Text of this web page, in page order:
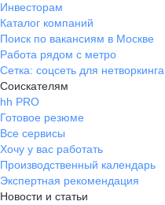
Инвесторам
Каталог компаний
Поиск по вакансиям в Москве
Работа рядом с метро
Сетка: соцсеть для нетворкинга
Соискателям
hh PRO
Готовое резюме
Все сервисы
Хочу у вас работать
Производственный календарь
Экспертная рекомендация
Новости и статьи